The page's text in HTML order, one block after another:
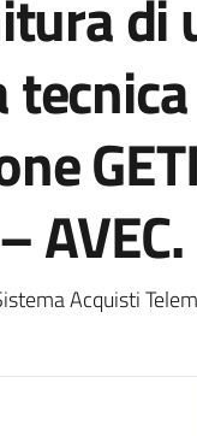
di
AVEC.
Acquisti